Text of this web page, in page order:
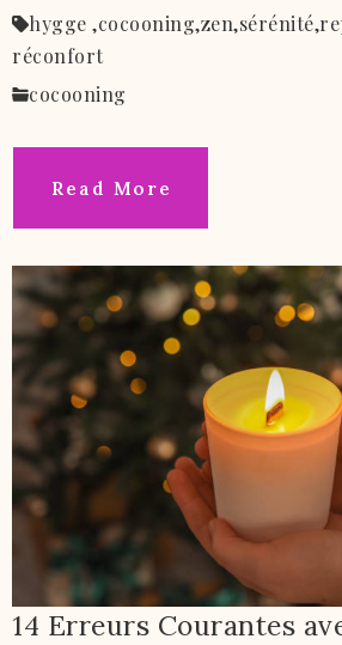
hygge ,cocooning,zen,sérénité,
réconfort
cocooning
Read More
14 Erreurs Courantes